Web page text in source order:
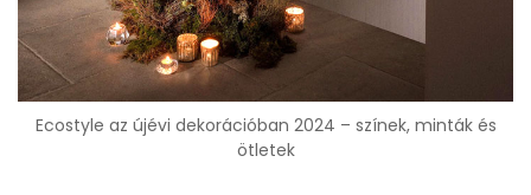
Ecostyle az újévi dekorációban 2024 – színek, minták és
ötletek